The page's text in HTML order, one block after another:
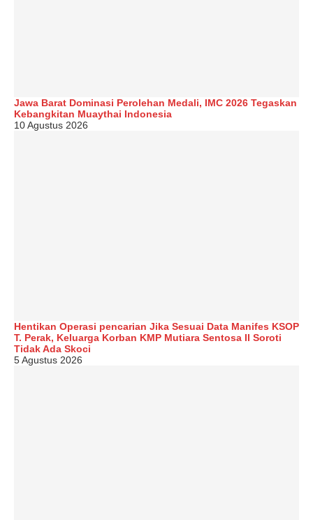
Jawa Barat Dominasi Perolehan Medali, IMC 2026 Tegaskan
Kebangkitan Muaythai Indonesia
10 Agustus 2026
Hentikan Operasi pencarian Jika Sesuai Data Manifes KSOP
T. Perak, Keluarga Korban KMP Mutiara Sentosa II Soroti
Tidak Ada Skoci
5 Agustus 2026